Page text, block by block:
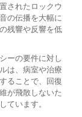
されたロックウ
の伝播を大幅に
残響や反響を低
ーの要件に対し
は、病室や治療
ることで、回復
が飛散しないた
ています。